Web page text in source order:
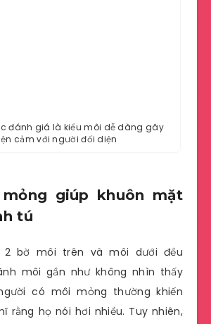
đánh giá là kiểu môi dễ dàng gây
cảm với người đối diện
giúp khuôn mặt
tú
2 bờ môi trên và môi dưới đều
môi gần như không nhìn thấy
có môi mỏng thường khiến
rằng họ nói hơi nhiều. Tuy nhiên,